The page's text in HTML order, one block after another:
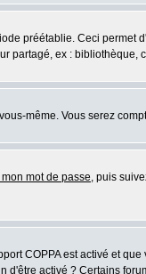
préétablie. Ceci permet
partagé, ex : bibliothèque,
même. Vous serez
mot de passe, puis
COPPA est activé et
d'être activé ? Certains